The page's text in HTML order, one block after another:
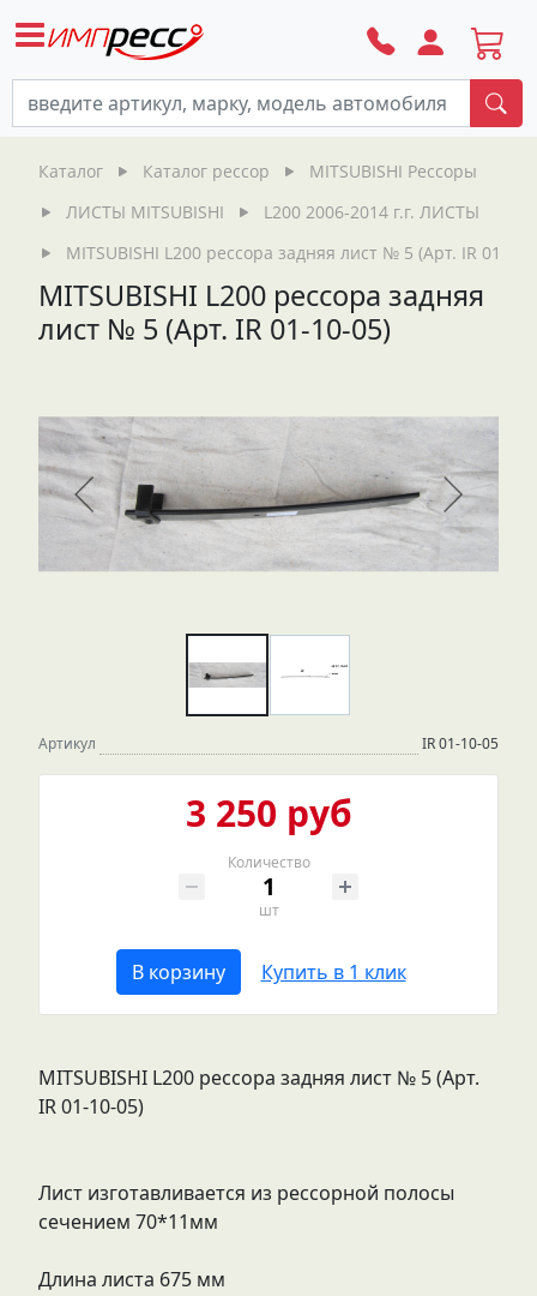
Каталог Каталог рессор
MITSUBISHI Рессоры
ЛИСТЫ MITSUBISHI
L200 2006-2014 г.г. ЛИСТЫ
MITSUBISHI L200 рессора задняя лист № 5 (Арт. IR 01-10-
MITSUBISHI L200 рессора задняя
лист № 5 (Арт. IR 01-10-05)
Артикул IR 01-10-05
3 250 руб
Количество
шт
В корзину Купить в 1 клик
MITSUBISHI L200 рессора задняя лист № 5 (Арт.
IR 01-10-05)
Лист изготавливается из рессорной полосы
сечением 70*11мм
Длина листа 675 мм